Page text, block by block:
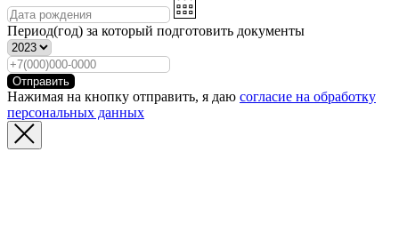
Период(год) за который подготовить документы
Отправить
Нажимая на кнопку отправить, я даю согласие на обработку
персональных данных